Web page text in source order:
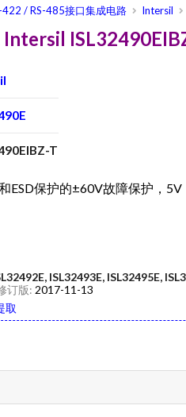
422 / RS-485接口集成电路 Intersil
T
ESD保护的±60V故障保护，5V
ISL32493E, ISL32495E,
订版: 2017-11-13
取